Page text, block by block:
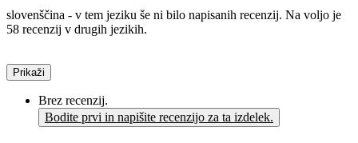
slovenščina - v tem jeziku še ni bilo napisanih recenzij. Na voljo je
58 recenzij v drugih jezikih.
Prikaži
Brez recenzij.
Bodite prvi in napišite recenzijo za ta izdelek.